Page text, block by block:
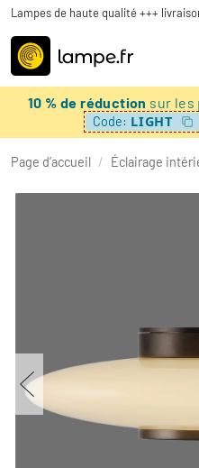
Lampes de haute qualité +++
10 % de réduction sur les
Code: LIGHT
Page d’accueil / Éclairage